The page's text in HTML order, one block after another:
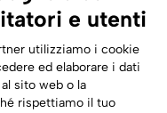
Digitale
su:
e utenti
utilizziamo i cookie
ed elaborare i dati
sito web o la
rispettiamo il tuo